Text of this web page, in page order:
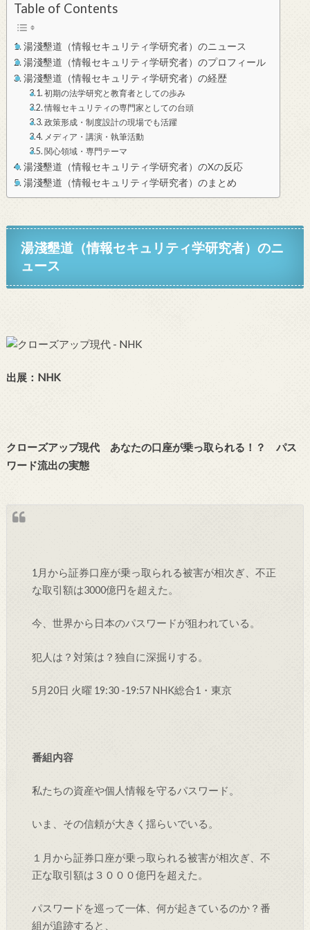
Table of Contents
湯淺墾道（情報セキュリティ学研究者）のニュース
湯淺墾道（情報セキュリティ学研究者）のプロフィール
湯淺墾道（情報セキュリティ学研究者）の経歴
初期の法学研究と教育者としての歩み
情報セキュリティの専門家としての台頭
政策形成・制度設計の現場でも活躍
メディア・講演・執筆活動
関心領域・専門テーマ
湯淺墾道（情報セキュリティ学研究者）のXの反応
湯淺墾道（情報セキュリティ学研究者）のまとめ
湯淺墾道（情報セキュリティ学研究者）のニ
ュース
出展：NHK
クローズアップ現代 あなたの口座が乗っ取られる！？ パス
ワード流出の実態
1月から証券口座が乗っ取られる被害が相次ぎ、不正
な取引額は3000億円を超えた。
今、世界から日本のパスワードが狙われている。
犯人は？対策は？独自に深掘りする。
5月20日 火曜 19:30 -19:57 NHK総合1・東京
番組内容
私たちの資産や個人情報を守るパスワード。
いま、その信頼が大きく揺らいでいる。
１月から証券口座が乗っ取られる被害が相次ぎ、不
正な取引額は３０００億円を超えた。
パスワードを巡って一体、何が起きているのか？番
組が追跡すると、